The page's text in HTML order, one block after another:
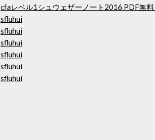
cfaレベル1シュウェザーノート2016 PDF無
sfluhui
sfluhui
sfluhui
sfluhui
sfluhui
sfluhui